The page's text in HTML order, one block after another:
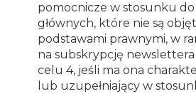
pomocnicze w stosunku
głównych, które nie są
podstawami prawnymi, w
na subskrypcję
celu 4, jeśli ma ona
lub uzupełniający w